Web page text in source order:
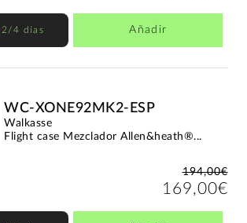
2/4 días Añadir
WC-XONE92MK2-ESP
Walkasse
Flight case Mezclador Allen&heath®...
194,00€
169,00€